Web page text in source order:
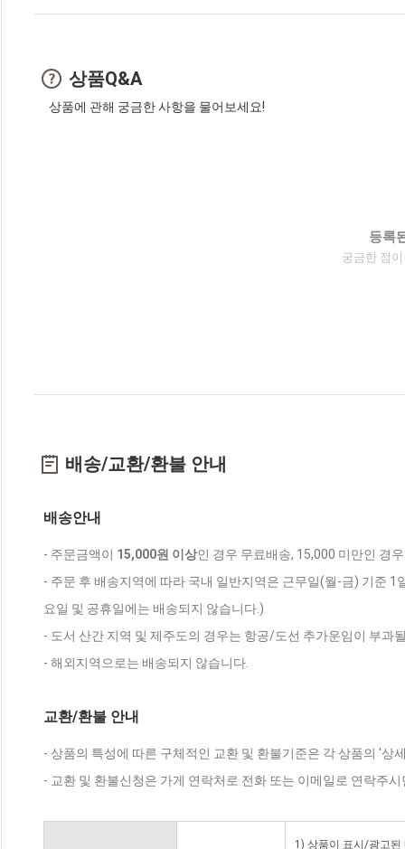
상품Q&A
상품에 관해 궁금한 사항을 물어보세요!
등록
궁금한 점
배송/교환/환불 안내
배송안내
- 주문금액이 15,000원 이상인 경우 무료배송, 15,000 미만인 경
- 주문 후 배송지역에 따라 국내 일반지역은 근무일(월-금) 기준
요일 및 공휴일에는 배송되지 않습니다.)
- 도서 산간 지역 및 제주도의 경우는 항공/도선 추가운임이 부과
- 해외지역으로는 배송되지 않습니다.
교환/환불 안내
- 상품의 특성에 따른 구체적인 교환 및 환불기준은 각 상품의 '상
- 교환 및 환불신청은 가게 연락처로 전화 또는 이메일로 연락주
1) 상품이 표시/광고된